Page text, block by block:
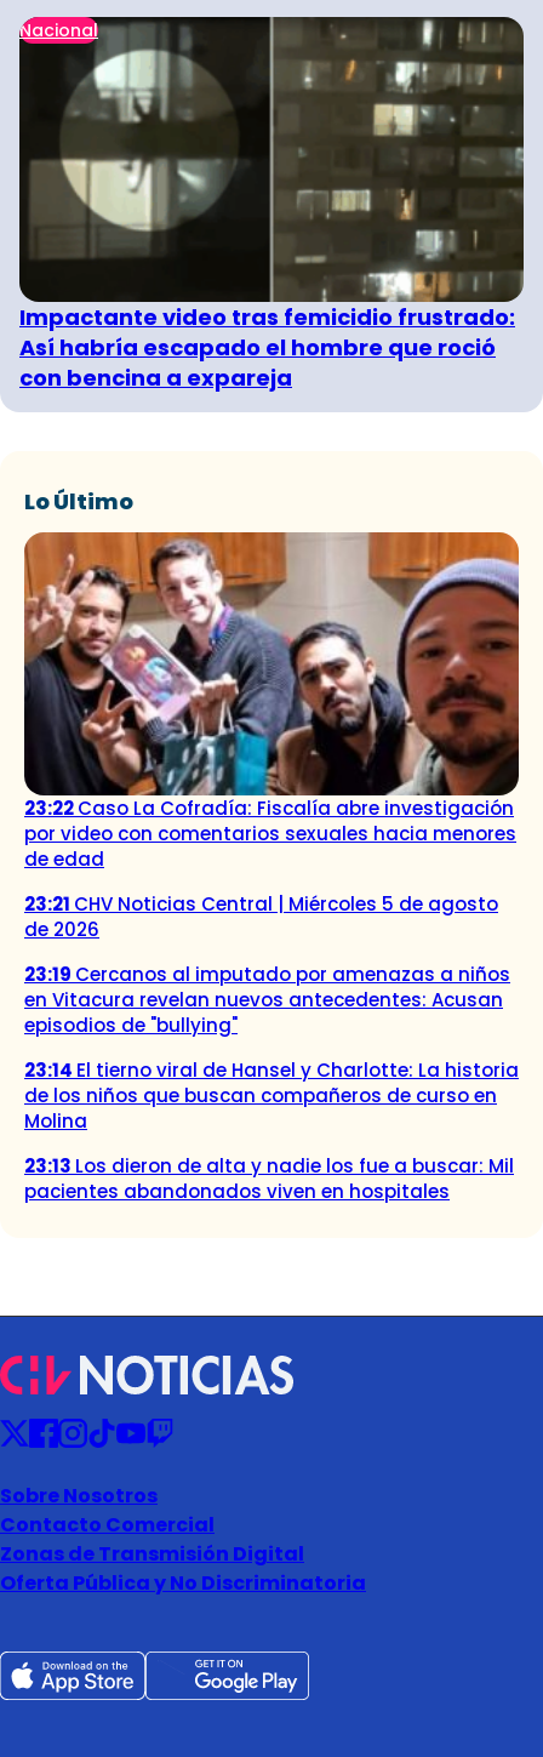
Nacional
Impactante video tras femicidio frustrado:
Así habría escapado el hombre que roció
con bencina a expareja
Lo Último
23:22Caso La Cofradía: Fiscalía abre investigación
por video con comentarios sexuales hacia menores
de edad
23:21 CHV Noticias Central | Miércoles 5 de agosto
de 2026
23:19 Cercanos al imputado por amenazas a niños
en Vitacura revelan nuevos antecedentes: Acusan
episodios de "bullying"
23:14 El tierno viral de Hansel y Charlotte: La historia
de los niños que buscan compañeros de curso en
Molina
23:13 Los dieron de alta y nadie los fue a buscar: Mil
pacientes abandonados viven en hospitales
Sobre Nosotros
Contacto Comercial
Zonas de Transmisión Digital
Oferta Pública y No Discriminatoria